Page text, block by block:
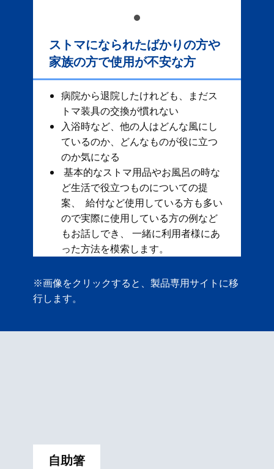
ストマになられたばかりの方や
家族の方で使用が不安な方
病院から退院したけれども、まだス
トマ装具の交換が慣れない
入浴時など、他の人はどんな風にし
ているのか、どんなものが役に立つ
のか気になる
基本的なストマ用品やお風呂の時な
ど生活で役立つものについての提
案、 給付など使用している方も多い
ので実際に使用している方の例など
もお話しでき、 一緒に利用者様にあ
った方法を模索します。
※画像をクリックすると、製品専用サイトに移
行します。
自助箸